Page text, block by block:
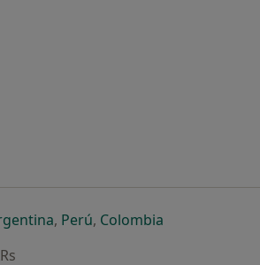
separador
num novo separador
abre num novo separador
, Perúabre num novo separador
, Colombiaabre num